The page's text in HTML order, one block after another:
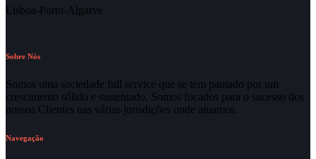
Lisboa-Porto-Algarve
Sobre Nós
Somos uma sociedade full service que se tem pautado por um
crescimento sólido e sustentado. Somos focados para o sucesso dos
nossos Clientes nas várias jurisdições onde atuamos.
Navegação